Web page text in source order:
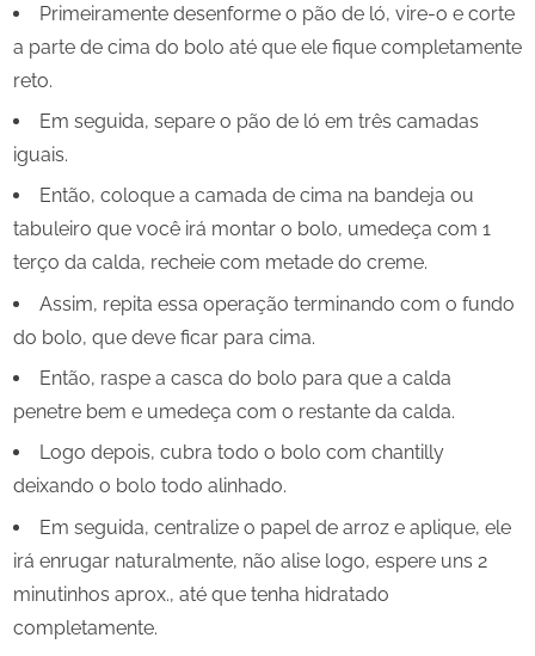
Primeiramente desenforme o pão de ló, vire-o e corte
a parte de cima do bolo até que ele fique completamente
reto.
Em seguida, separe o pão de ló em três camadas
iguais.
Então, coloque a camada de cima na bandeja ou
tabuleiro que você irá montar o bolo, umedeça com 1
terço da calda, recheie com metade do creme.
Assim, repita essa operação terminando com o fundo
do bolo, que deve ficar para cima.
Então, raspe a casca do bolo para que a calda
penetre bem e umedeça com o restante da calda.
Logo depois, cubra todo o bolo com chantilly
deixando o bolo todo alinhado.
Em seguida, centralize o papel de arroz e aplique, ele
irá enrugar naturalmente, não alise logo, espere uns 2
minutinhos aprox., até que tenha hidratado
completamente.